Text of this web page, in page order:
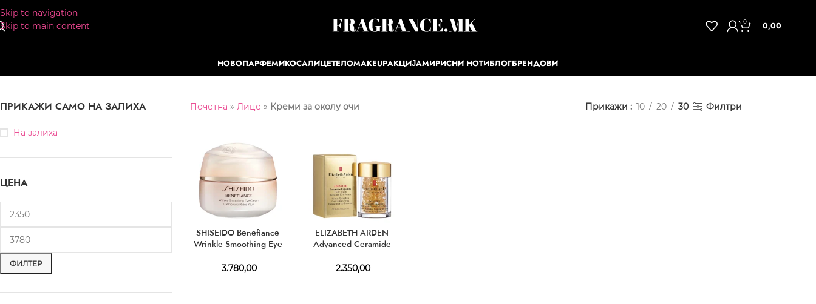
Skip to navigation
Skip to main content
0 0,00
НОВОПАРФЕМИКОСАЛИЦЕТЕЛОMAKEUPАКЦИЈАМИРИСНИ НОТИБЛОГБРЕНДОВИ
ПРИКАЖИ САМО НА ЗАЛИХА
На залиха
ЦЕНА
ФИЛТЕР
Почетна » Лице » Креми за околу очи Прикажи 10 20 30 Филтри
SHISEIDO Benefiance
Wrinkle Smoothing Eye
3.780,00
ELIZABETH ARDEN
Advanced Ceramide
Restoring Eye Serum 60
2.350,00